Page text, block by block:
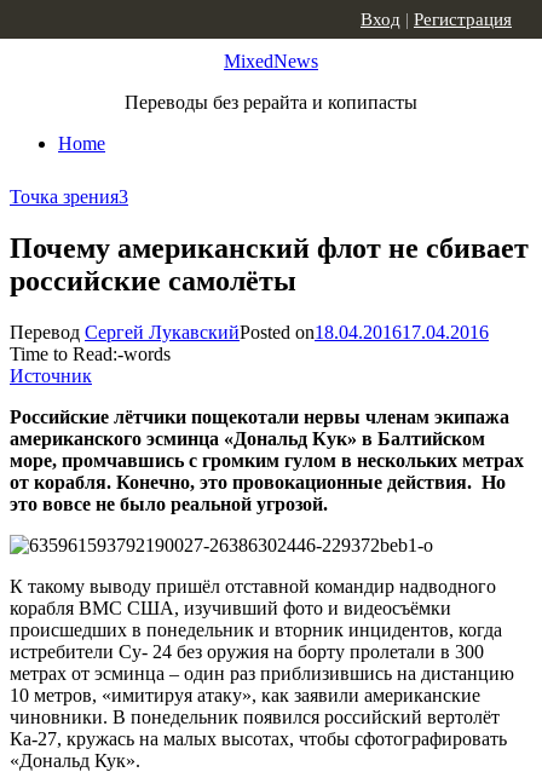
MixedNews
Переводы без рерайта и копипасты
Home
Вход | Регистрация
Точка зрения3
Почему американский флот не сбивает
российские самолёты
Перевод Сергей ЛукавскийPosted on18.04.201617.04.2016
Time to Read:-words
Источник
Российские лётчики пощекотали нервы членам экипажа
американского эсминца «Дональд Кук» в Балтийском
море, промчавшись с громким гулом в нескольких метрах
от корабля. Конечно, это провокационные действия. Но
это вовсе не было реальной угрозой.
К такому выводу пришёл отставной командир надводного
корабля ВМС США, изучивший фото и видеосъёмки
происшедших в понедельник и вторник инцидентов, когда
истребители Су- 24 без оружия на борту пролетали в 300
метрах от эсминца – один раз приблизившись на дистанцию
10 метров, «имитируя атаку», как заявили американские
чиновники. В понедельник появился российский вертолёт
Ка-27, кружась на малых высотах, чтобы сфотографировать
«Дональд Кук».